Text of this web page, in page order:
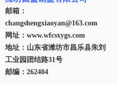
邮箱：
changshengxiaoyan@163.com
网址：www.wfcsxygs.com
地址：山东省潍坊市昌乐县朱刘
工业园团结路31号
邮编：262404